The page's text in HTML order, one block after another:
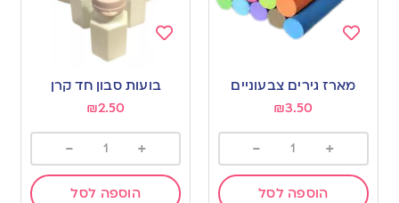
מארז גירים צבעוניים
₪3.50
+
-
הוספה לסל
בועות סבון חד קרן
₪2.50
+
-
הוספה לסל